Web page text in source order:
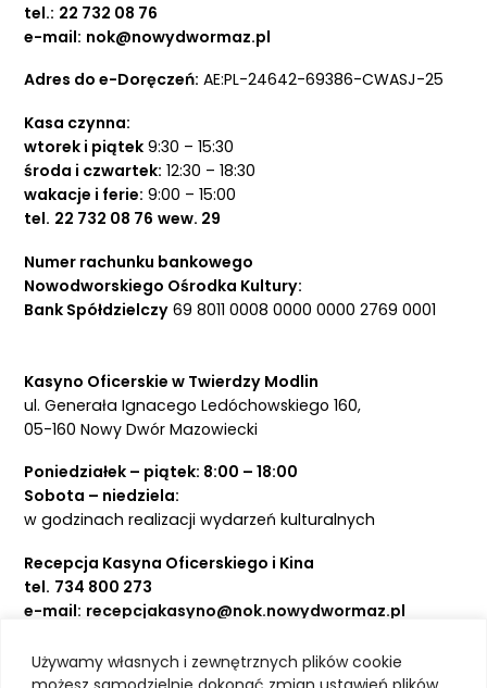
Używamy własnych i zewnętrznych plików cookie
tel.: 22 732 08 76
e-mail: nok@nowydwormaz.pl
Adres do e-Doręczeń: AE:PL-24642-69386-CWASJ-25
Kasa czynna:
wtorek i piątek9:30 – 15:30
środa i czwartek: 12:30 – 18:30
wakacje i ferie: 9:00 – 15:00
tel. 22 732 08 76 wew. 29
Numer rachunku bankowego
Nowodworskiego Ośrodka Kultury:
Bank Spółdzielczy69 8011 0008 0000 0000 2769 0001
Kasyno Oficerskie w Twierdzy Modlin
ul. Generała Ignacego Ledóchowskiego 160,
05-160 Nowy Dwór Mazowiecki
Poniedziałek – piątek: 8:00 – 18:00
Sobota – niedziela:
w godzinach realizacji wydarzeń kulturalnych
Recepcja Kasyna Oficerskiego i Kina
tel. 734 800 273
e-mail: recepcjakasyno@nok.nowydwormaz.pl
Aktualności